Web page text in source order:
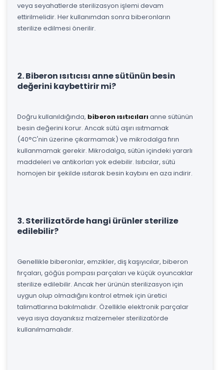
veya seyahatlerde sterilizasyon işlemi devam
ettirilmelidir. Her kullanımdan sonra biberonların
sterilize edilmesi önerilir.
2. Biberon ısıtıcısı anne sütünün besin
değerini kaybettirir mi?
Doğru kullanıldığında, biberon ısıtıcılarıanne sütünün
besin değerini korur. Ancak sütü aşırı ısıtmamak
(40°C'nin üzerine çıkarmamak) ve mikrodalga fırın
kullanmamak gerekir. Mikrodalga, sütün içindeki yararlı
maddeleri ve antikorları yok edebilir. Isıtıcılar, sütü
homojen bir şekilde ısıtarak besin kaybını en aza indirir.
3. Sterilizatörde hangi ürünler sterilize
edilebilir?
Genellikle biberonlar, emzikler, diş kaşıyıcılar, biberon
fırçaları, göğüs pompası parçaları ve küçük oyuncaklar
sterilize edilebilir. Ancak her ürünün sterilizasyon için
uygun olup olmadığını kontrol etmek için üretici
talimatlarına bakılmalıdır. Özellikle elektronik parçalar
veya ısıya dayanıksız malzemeler sterilizatörde
kullanılmamalıdır.